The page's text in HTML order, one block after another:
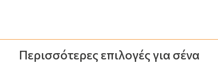
Περισσότερες επιλογές για σένα